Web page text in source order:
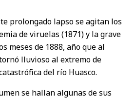
prolongado lapso se agitan los
de viruelas (1871) y la grave
meses de 1888, año que al
lluvioso al extremo de
del río Huasco.
se hallan algunas de sus